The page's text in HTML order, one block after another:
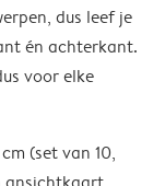
dus leef je
én achterkant.
voor elke
(set van 10,